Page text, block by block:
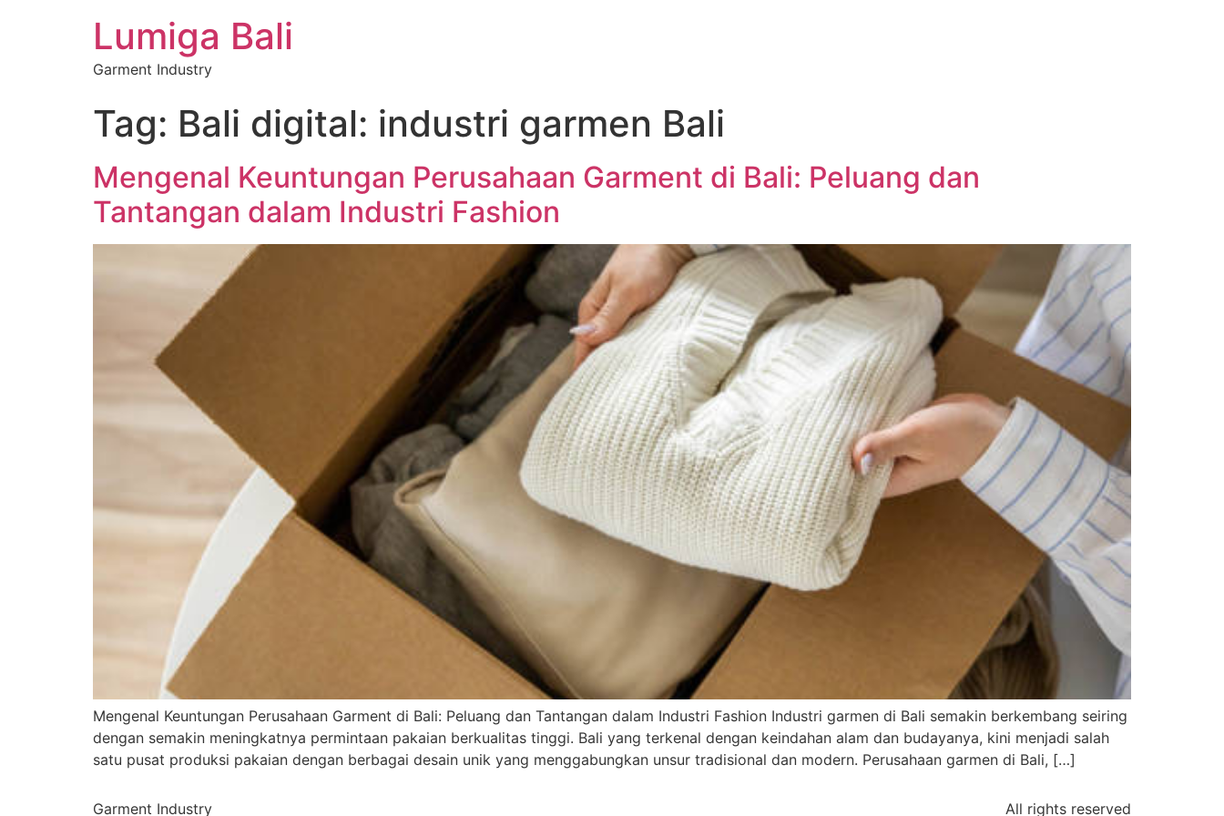
Lumiga Bali
Garment Industry
Tag: Bali digital: industri garmen Bali
Mengenal Keuntungan Perusahaan Garment di Bali: Peluang dan
Tantangan dalam Industri Fashion
Mengenal Keuntungan Perusahaan Garment di Bali: Peluang dan Tantangan dalam Industri Fashion Industri garmen di Bali semakin berkembang seiring
dengan semakin meningkatnya permintaan pakaian berkualitas tinggi. Bali yang terkenal dengan keindahan alam dan budayanya, kini menjadi salah
satu pusat produksi pakaian dengan berbagai desain unik yang menggabungkan unsur tradisional dan modern. Perusahaan garmen di Bali, […]
Garment Industry All rights reserved